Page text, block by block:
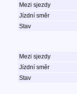
Mezi sjezdy
Jízdní směr
Stav
Mezi sjezdy
Jízdní směr
Stav